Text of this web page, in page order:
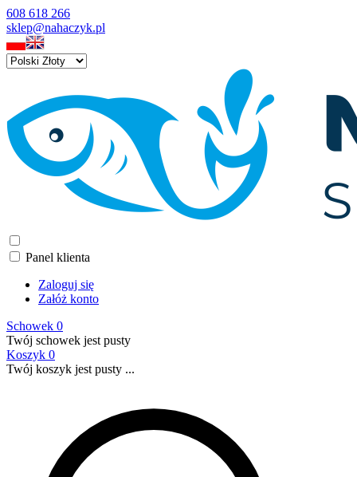
608 618 266
sklep@nahaczyk.pl
Panel klienta
Zaloguj się
Załóż konto
Schowek 0
Twój schowek jest pusty
Koszyk 0
Twój koszyk jest pusty ...